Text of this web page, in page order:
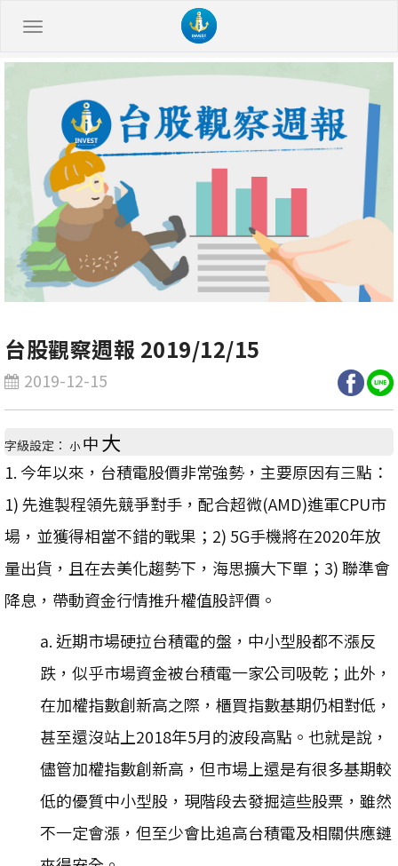
台股觀察週報 2019/12/15
2019-12-15
字級設定： 小 中大
1. 今年以來，台積電股價非常強勢，主要原因有三點：
1) 先進製程領先競爭對手，配合超微(AMD)進軍CPU市
場，並獲得相當不錯的戰果；2) 5G手機將在2020年放
量出貨，且在去美化趨勢下，海思擴大下單；3) 聯準會
降息，帶動資金行情推升權值股評價。
a. 近期市場硬拉台積電的盤，中小型股都不漲反
跌，似乎市場資金被台積電一家公司吸乾；此外，
在加權指數創新高之際，櫃買指數基期仍相對低，
甚至還沒站上2018年5月的波段高點。也就是說，
儘管加權指數創新高，但市場上還是有很多基期較
低的優質中小型股，現階段去發掘這些股票，雖然
不一定會漲，但至少會比追高台積電及相關供應鏈